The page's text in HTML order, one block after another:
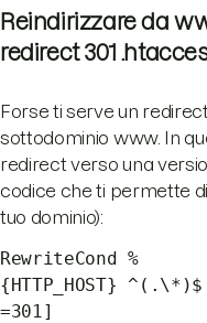
Reindirizzare da
redirect 301
Forse ti serve un
sottodominio www. In
redirect verso una
codice che ti permette
tuo dominio):
RewriteCond %
{HTTP_HOST}
=301]